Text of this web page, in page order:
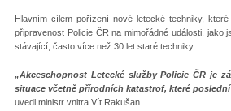
Hlavním cílem pořízení nové letecké techniky,
připravenost Policie ČR na mimořádné události,
stávající, často více než 30 let staré techniky.
„Akceschopnost Letecké služby Policie ČR je
situace včetně přírodních katastrof, které
uvedl ministr vnitra Vít Rakušan.